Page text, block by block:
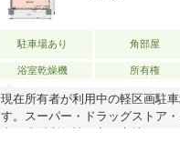
駐車場あり 角部屋
浴室乾燥機
所有権
現在所有者が利用中の軽区画駐
す。スーパー・ドラッグストア・
内で生活利便性の良い立地です